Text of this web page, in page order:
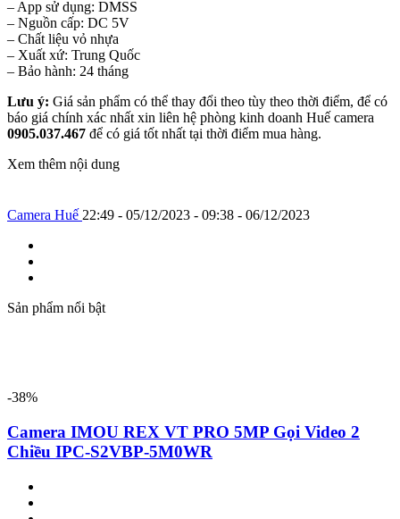
– App sử dụng: DMSS
– Nguồn cấp: DC 5V
– Chất liệu vỏ nhựa
– Xuất xứ: Trung Quốc
– Bảo hành: 24 tháng
Lưu ý: Giá sản phẩm có thể thay đổi theo tùy theo thời điểm, để có
báo giá chính xác nhất xin liên hệ phòng kinh doanh Huế camera
0905.037.467 để có giá tốt nhất tại thời điểm mua hàng.
Xem thêm nội dung
Camera Huế 22:49 - 05/12/2023 - 09:38 - 06/12/2023
Sản phẩm nổi bật
-38%
Camera IMOU REX VT PRO 5MP Gọi Video 2
Chiều IPC-S2VBP-5M0WR